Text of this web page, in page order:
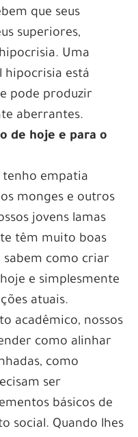
que seus
superiores,
Uma
hipocrisia está
pode produzir
aberrantes.
de hoje e para o
tenho empatia
monges e outros
jovens lamas
têm muito boas
sabem como criar
e simplesmente
atuais.
acadêmico, nossos
como alinhar
como
ser
básicos de
social. Quando lhes